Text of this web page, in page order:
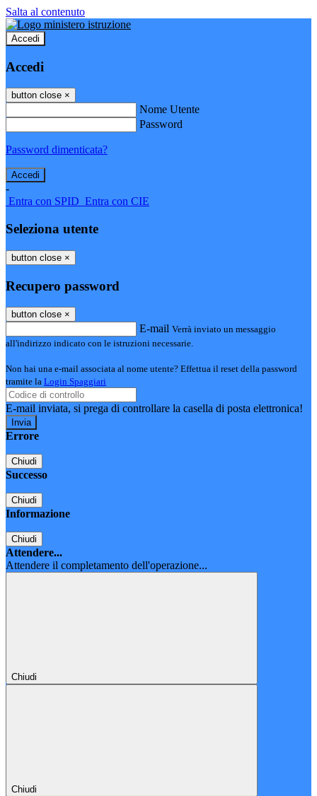
Salta al contenuto
Accedi
Accedi
button close ×
Nome Utente
Password
Password dimenticata?
-
Entra con SPID Entra con CIE
Seleziona utente
button close ×
Recupero password
button close ×
E-mail Verrà inviato un messaggio
all'indirizzo indicato con le istruzioni necessarie.
Non hai una e-mail associata al nome utente? Effettua il reset della password
tramite la Login Spaggiari
E-mail inviata, si prega di controllare la casella di posta elettronica!
Errore
Chiudi
Successo
Chiudi
Informazione
Chiudi
Attendere...
Attendere il completamento dell'operazione...
Chiudi
Chiudi